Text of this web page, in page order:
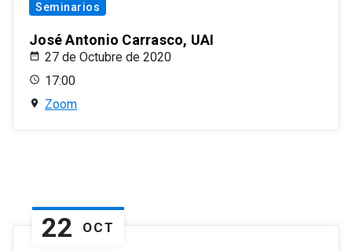
Seminarios
José Antonio Carrasco, UAI
27 de Octubre de 2020
17:00
Zoom
22 OCT